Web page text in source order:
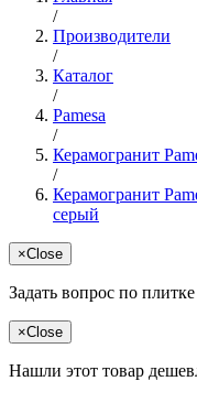
/
Производители
/
Каталог
/
Pamesa
/
Керамогранит
/
Керамогранит
серый
×Close
Задать вопрос по плитке
×Close
Нашли этот товар